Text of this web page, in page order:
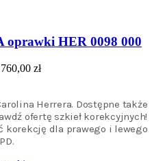
HER 0098 000
760,00 zł
Herrera. Dostępne także
ofertę szkieł korekcyjnych!
korekcję dla prawego i lewego